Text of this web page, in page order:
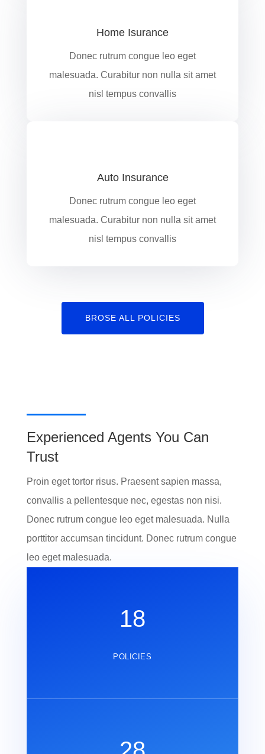
Home Isurance
Donec rutrum congue leo eget
malesuada. Curabitur non nulla sit amet
nisl tempus convallis
Auto Insurance
Donec rutrum congue leo eget
malesuada. Curabitur non nulla sit amet
nisl tempus convallis
BROSE ALL POLICIES
Experienced Agents You Can
Trust
Proin eget tortor risus. Praesent sapien massa,
convallis a pellentesque nec, egestas non nisi.
Donec rutrum congue leo eget malesuada. Nulla
porttitor accumsan tincidunt. Donec rutrum congue
leo eget malesuada.
18
POLICIES